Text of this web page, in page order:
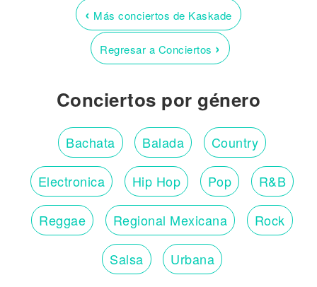
‹ Más conciertos de Kaskade
Regresar a Conciertos ›
Conciertos por género
Bachata Balada Country
Electronica Hip Hop Pop R&B
Reggae Regional Mexicana Rock
Salsa Urbana